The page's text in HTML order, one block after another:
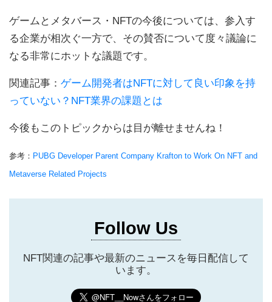
ゲームとメタバース・NFTの今後については、参入す
る企業が相次ぐ一方で、その賛否について度々議論に
なる非常にホットな議題です。
関連記事： ゲーム開発者はNFTに対して良い印象を持
っていない？NFT業界の課題とは
今後もこのトピックからは目が離せませんね！
参考： PUBG Developer Parent Company Krafton to Work On NFT and
Metaverse Related Projects
Follow Us
NFT関連の記事や最新のニュースを毎日配信して
います。